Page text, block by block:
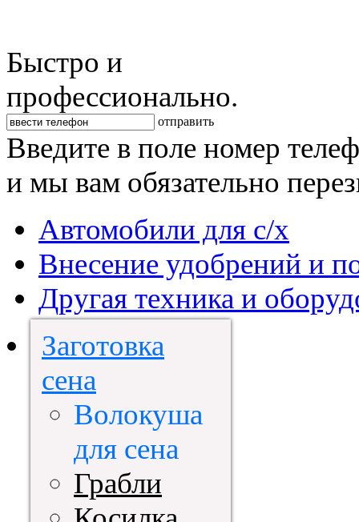
Быстро и
профессионально.
отправить
Введите в поле номер
и мы вам обязательно
Автомобили для с/х
Внесение удобрений и
Другая техника и
Заготовка
сена
Волокуша
для сена
Грабли